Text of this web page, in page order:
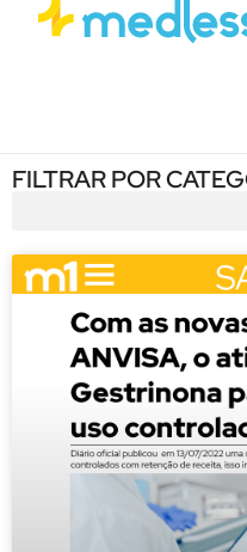
FILTRAR POR